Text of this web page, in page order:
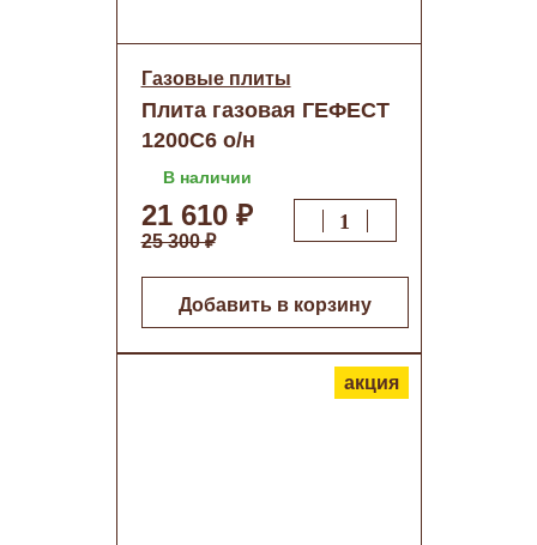
Газовые плиты
Плита газовая ГЕФЕСТ
1200С6 о/н
В наличии
21 610 ₽
25 300 ₽
Добавить в корзину
акция